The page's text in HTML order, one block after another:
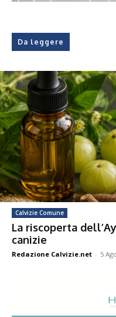
Da leggere
Calvizie Comune
La riscoperta
canizie
Redazione Calvizie.net - 5